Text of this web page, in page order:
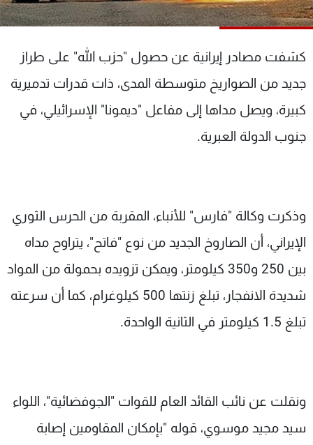
كشفت مصادر إيرانية عن حصول "حزب الله" على طراز
جديد من الصواريخ متوسطة المدى، ذات قدرات تدميرية
كبيرة، ويصل مداها إلى مفاعل "ديمونا" الإسرائيلي، في
جنوب الدولة العبرية.
وذكرت وكالة "فارس" للأنباء، المقربة من الحرس الثوري
الإيراني، أن الصاروخ الجديد من نوع "فاتح"، يتراوح مداه
بين 250 و350 كيلومتر، ويمكن تزويده بحمولة من المواد
شديدة الانفجار، تبلغ زنتها 500 كيلوغرام، كما أن سرعته
تبلغ 1.5 كيلومتر في الثانية الواحدة.
ونقلت عن نائب القائد العام للقوات "الجوفضائية"، اللواء
سيد مجيد موسوي، قوله "بإمكان المقاومين إصابة
شاهد البرامج
عن MTV
الإنـتـاج
لاعلاناتكم
وظائف
تواصل معنا
شروط الإسـتخدام